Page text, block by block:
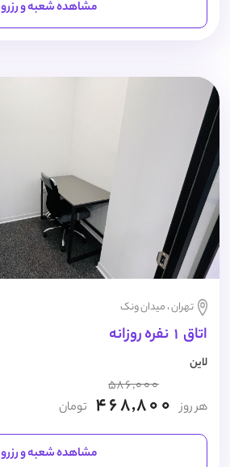
مشاهده شعبه و رزرو
تهران ، میدان ونک
اتاق 1 نفره روزانه
لاین
هر روز
586,000
468,800 تومان
مشاهده شعبه و رزرو